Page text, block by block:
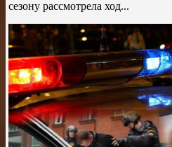
сезону рассмотрела ход...